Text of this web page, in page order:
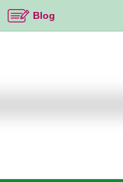
Blog